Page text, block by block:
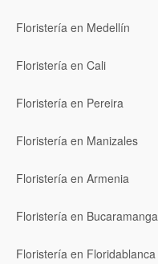
Floristería en Medellín
Floristería en Cali
Floristería en Pereira
Floristería en Manizales
Floristería en Armenia
Floristería en Bucaramanga
Floristería en Floridablanca